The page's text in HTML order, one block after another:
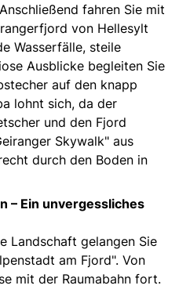
fahren Sie mit
von Hellesylt
Wasserfälle, steile
Ausblicke begleiten Sie
auf den knapp
lohnt sich, da der
und den Fjord
Skywalk" aus
durch den Boden in
– Ein unvergessliches
Landschaft gelangen Sie
am Fjord". Von
mit der Raumabahn fort.